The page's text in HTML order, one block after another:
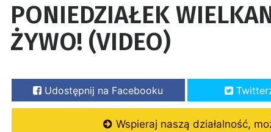
PONIEDZIAŁEK
ŻYWO! (VIDEO)
Udostępnij na Facebooku
Wspieraj naszą działalność,